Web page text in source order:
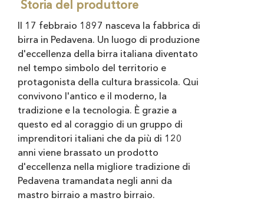
Storia del produttore
II 17 febbraio 1897 nasceva la fabbrica di
birra in Pedavena. Un luogo di produzione
d'eccellenza della birra italiana diventato
nel tempo simbolo del territorio e
protago­nista della cultura brassicola. Qui
convivono l'antico e il moderno, la
tradizione e la tecnologia. È grazie a
questo ed al coraggio di un gruppo di
imprenditori italiani che da più di 120
anni viene brassato un prodotto
d'eccellenza nella migliore tradizione di
Pedavena tramandata negli anni da
mastro birraio a mastro birraio.